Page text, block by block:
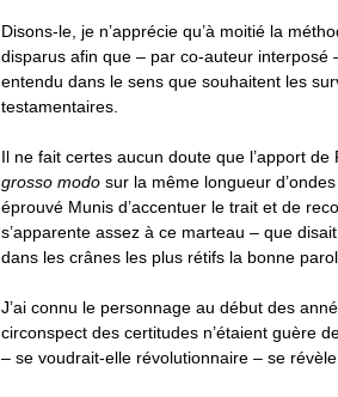
Disons-le, je n’apprécie qu’à moitié la
disparus afin que – par co-auteur
entendu dans le sens que souhaitent les
testamentaires.
Il ne fait certes aucun doute que l’apport
grosso modo sur la même longueur
éprouvé Munis d’accentuer le trait et de
s’apparente assez à ce marteau – que
dans les crânes les plus rétifs la bonne
J’ai connu le personnage au début des
circonspect des certitudes n’étaient guère
– se voudrait-elle révolutionnaire – se